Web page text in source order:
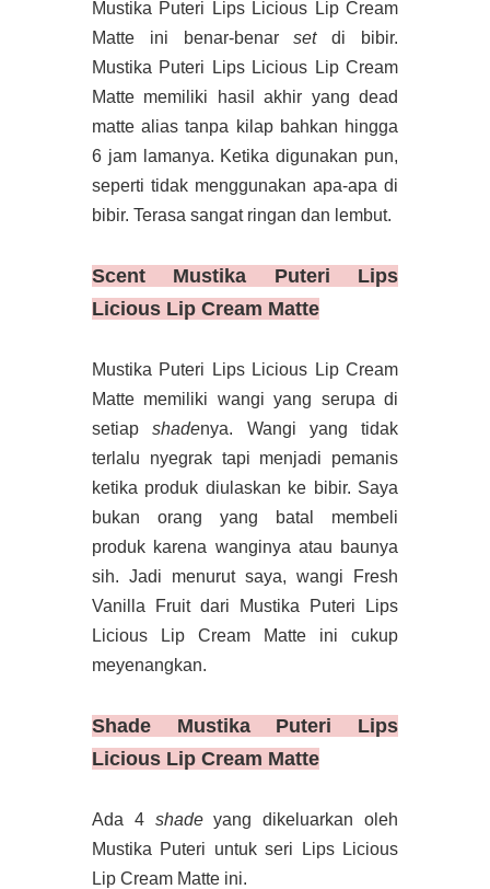
Mustika Puteri Lips Licious Lip Cream
Matte ini benar-benarsetdi bibir.
Mustika Puteri Lips Licious Lip Cream
Matte memiliki hasil akhir yang dead
matte alias tanpa kilap bahkan hingga
6 jam lamanya. Ketika digunakan pun,
seperti tidak menggunakan apa-apa di
bibir. Terasa sangat ringan dan lembut.
Scent Mustika Puteri Lips
Licious Lip Cream Matte
Mustika Puteri Lips Licious Lip Cream
Matte memiliki wangi yang serupa di
setiapshadenya. Wangi yang tidak
terlalu nyegrak tapi menjadi pemanis
ketika produk diulaskan ke bibir. Saya
bukan orang yang batal membeli
produk karena wanginya atau baunya
sih. Jadi menurut saya, wangi Fresh
Vanilla Fruit dari Mustika Puteri Lips
Licious Lip Cream Matte ini cukup
meyenangkan.
Shade Mustika Puteri Lips
Licious Lip Cream Matte
Ada 4 shadeyang dikeluarkan oleh
Mustika Puteri untuk seri Lips Licious
Lip Cream Matte ini.